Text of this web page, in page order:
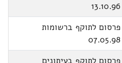
13.10.96
פרסום לתוקף ברשומות
07.05.98